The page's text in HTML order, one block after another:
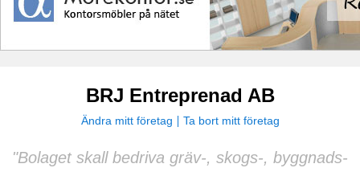
BRJ Entreprenad AB
Ändra mitt företag Ta bort mitt företag
"Bolaget skall bedriva gräv-, skogs-, byggnads-